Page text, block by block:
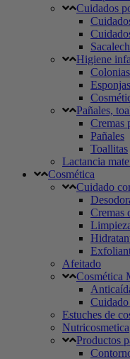
Cuidados
Higiene
Pañales,
Cremas
Pañales
Toallitas
Lactancia
Cosmética
Cuidado
Cremas
Afeitado
Cosmética
Estuches de
Nutricosmetica
Productos